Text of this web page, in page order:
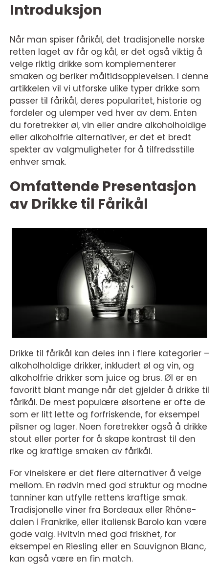
Introduksjon
Når man spiser fårikål, det tradisjonelle norske
retten laget av får og kål, er det også viktig å
velge riktig drikke som komplementerer
smaken og beriker måltidsopplevelsen. I denne
artikkelen vil vi utforske ulike typer drikke som
passer til fårikål, deres popularitet, historie og
fordeler og ulemper ved hver av dem. Enten
du foretrekker øl, vin eller andre alkoholholdige
eller alkoholfrie alternativer, er det et bredt
spekter av valgmuligheter for å tilfredsstille
enhver smak.
Omfattende Presentasjon
av Drikke til Fårikål
Drikke til fårikål kan deles inn i flere kategorier –
alkoholholdige drikker, inkludert øl og vin, og
alkoholfrie drikker som juice og brus. Øl er en
favoritt blant mange når det gjelder å drikke til
fårikål. De mest populære ølsortene er ofte de
som er litt lette og forfriskende, for eksempel
pilsner og lager. Noen foretrekker også å drikke
stout eller porter for å skape kontrast til den
rike og kraftige smaken av fårikål.
For vinelskere er det flere alternativer å velge
mellom. En rødvin med god struktur og modne
tanniner kan utfylle rettens kraftige smak.
Tradisjonelle viner fra Bordeaux eller Rhône-
dalen i Frankrike, eller italiensk Barolo kan være
gode valg. Hvitvin med god friskhet, for
eksempel en Riesling eller en Sauvignon Blanc,
kan også være en fin match.